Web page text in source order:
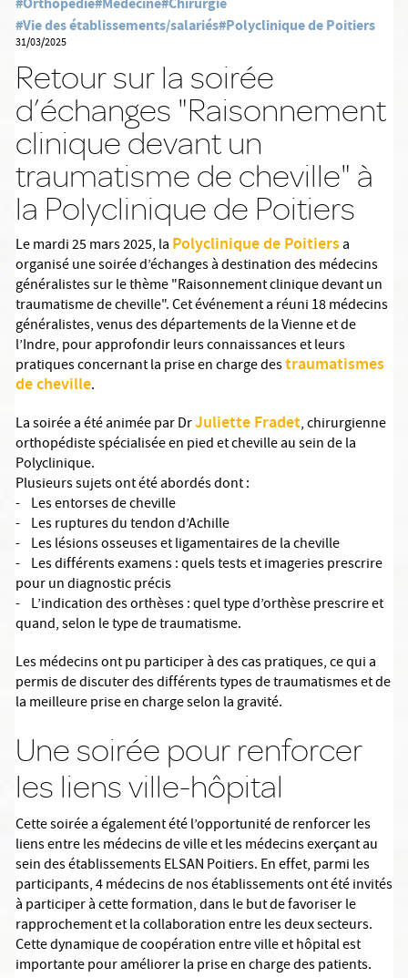
#Vie des établissements/salariés#Polyclinique de Poitiers
31/03/2025
Retour sur la soirée
d’échanges "Raisonnement
clinique devant un
traumatisme de cheville" à
la Polyclinique de Poitiers
Le mardi 25 mars 2025, la Polyclinique de Poitiersa
organisé une soirée d’échanges à destination des médecins
généralistes sur le thème "Raisonnement clinique devant un
traumatisme de cheville". Cet événement a réuni 18 médecins
généralistes, venus des départements de la Vienne et de
l’Indre, pour approfondir leurs connaissances et leurs
pratiques concernant la prise en charge destraumatismes
de cheville.
La soirée a été animée par DrJuliette Fradet, chirurgienne
orthopédiste spécialisée en pied et cheville au sein de la
Polyclinique.
Plusieurs sujets ont été abordés dont :
- Les entorses de cheville
- Les ruptures du tendon d’Achille
- Les lésions osseuses et ligamentaires de la cheville
- Les différents examens : quels tests et imageries prescrire
pour un diagnostic précis
- L’indication des orthèses : quel type d’orthèse prescrire et
quand, selon le type de traumatisme.
Les médecins ont pu participer à des cas pratiques, ce qui a
permis de discuter des différents types de traumatismes et de
la meilleure prise en charge selon la gravité.
Une soirée pour renforcer
les liens ville-hôpital
Cette soirée a également été l’opportunité de renforcer les
liens entre les médecins de ville et les médecins exerçant au
sein des établissements ELSAN Poitiers. En effet, parmi les
participants, 4 médecins de nos établissements ont été invités
à participer à cette formation, dans le but de favoriser le
rapprochement et la collaboration entre les deux secteurs.
Cette dynamique de coopération entre ville et hôpital est
importante pour améliorer la prise en charge des patients.